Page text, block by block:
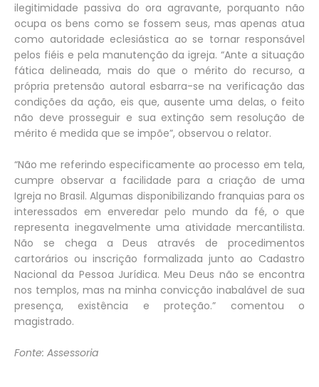
ilegitimidade passiva do ora agravante, porquanto não
ocupa os bens como se fossem seus, mas apenas atua
como autoridade eclesiástica ao se tornar responsável
pelos fiéis e pela manutenção da igreja. “Ante a situação
fática delineada, mais do que o mérito do recurso, a
própria pretensão autoral esbarra-se na verificação das
condições da ação, eis que, ausente uma delas, o feito
não deve prosseguir e sua extinção sem resolução de
mérito é medida que se impõe”, observou o relator.
“Não me referindo especificamente ao processo em tela,
cumpre observar a facilidade para a criação de uma
Igreja no Brasil. Algumas disponibilizando franquias para os
interessados em enveredar pelo mundo da fé, o que
representa inegavelmente uma atividade mercantilista.
Não se chega a Deus através de procedimentos
cartorários ou inscrição formalizada junto ao Cadastro
Nacional da Pessoa Jurídica. Meu Deus não se encontra
nos templos, mas na minha convicção inabalável de sua
presença, existência e proteção.” comentou o
magistrado.
Fonte: Assessoria